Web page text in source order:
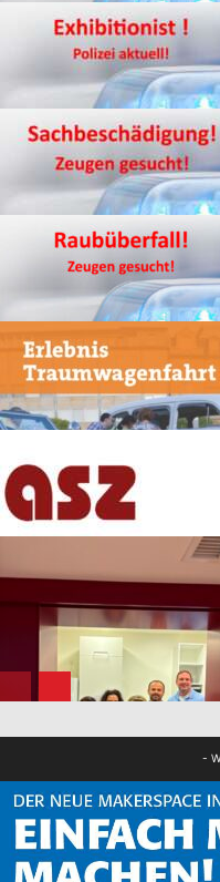
AUTO
FB News
TEURE
GESUCHT!
FB News
ZWECK –
MELDEN!
FB News
IN DER
NEUER
IM
-